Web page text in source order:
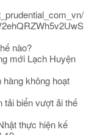
nào?
mới Lạch Huyện
không hoạt
tải biển vượt ải thế
thực hiện kế